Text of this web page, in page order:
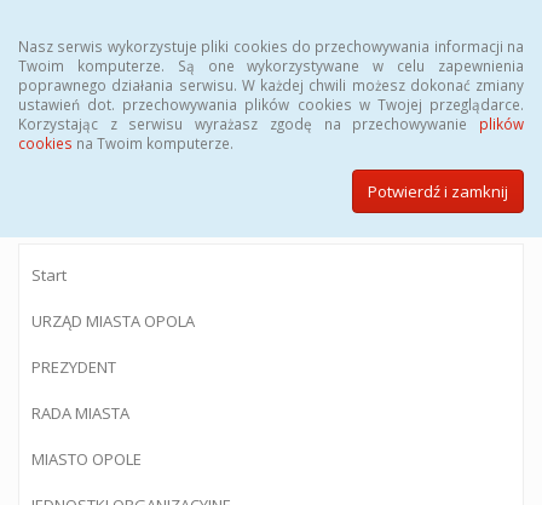
Nasz serwis wykorzystuje pliki cookies do przechowywania informacji na
Twoim komputerze. Są one wykorzystywane w celu zapewnienia
poprawnego działania serwisu. W każdej chwili możesz dokonać zmiany
ustawień dot. przechowywania plików cookies w Twojej przeglądarce.
Korzystając z serwisu wyrażasz zgodę na przechowywanie plików
cookies na Twoim komputerze.
Potwierdź i zamknij
BIULETYN INFORMACJI PUBLICZNEJ
Urzędu Miasta Opola
Start
URZĄD MIASTA OPOLA
PREZYDENT
RADA MIASTA
MIASTO OPOLE